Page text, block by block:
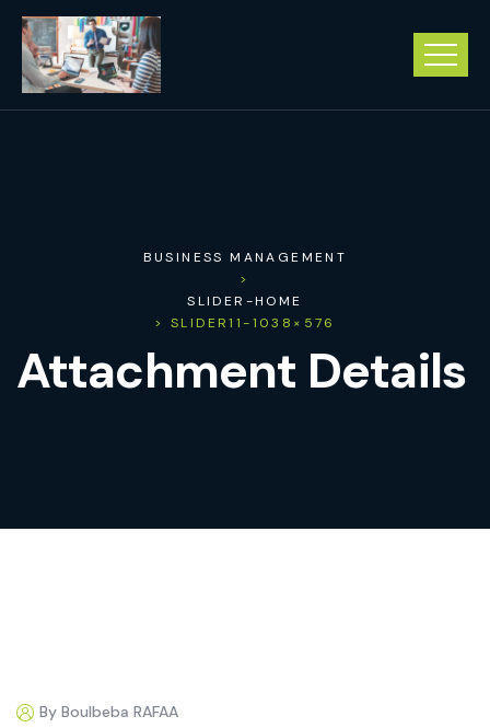
BUSINESS MANAGEMENT
>
SLIDER-HOME
> SLIDER11-1038×576
Attachment Details
By Boulbeba RAFAA